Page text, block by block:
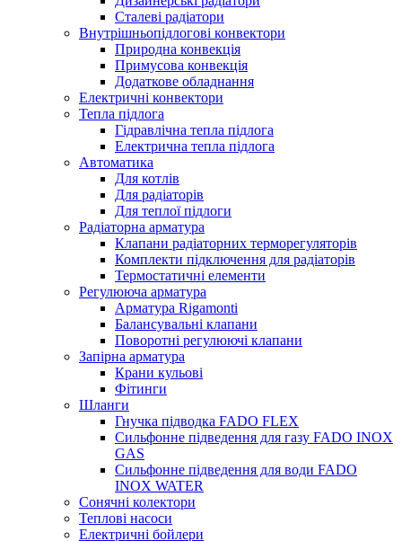
Сталеві радіатори
Внутрішньопідлогові конвектори
Природна конвекція
Примусова конвекція
Додаткове обладнання
Електричні конвектори
Тепла підлога
Гідравлічна тепла підлога
Електрична тепла підлога
Автоматика
Для котлів
Для радіаторів
Для теплої підлоги
Радіаторна арматура
Клапани радіаторних терморегуляторів
Комплекти підключення для радіаторів
Термостатичні елементи
Регулююча арматура
Арматура Rigamonti
Балансувальні клапани
Поворотні регулюючі клапани
Запірна арматура
Крани кульові
Фітинги
Шланги
Гнучка підводка FADO FLEX
Сильфонне підведення для газу FADO INOX
GAS
Сильфонне підведення для води FADO
INOX WATER
Сонячні колектори
Теплові насоси
Електричні бойлери